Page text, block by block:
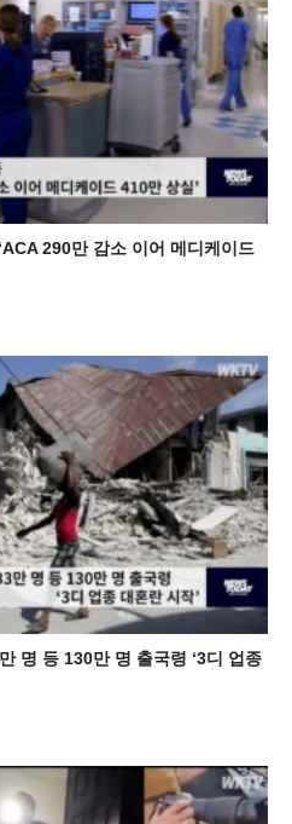
290만 감소 이어 메디케이드
명 등 130만 명 출국령 ‘3디 업종